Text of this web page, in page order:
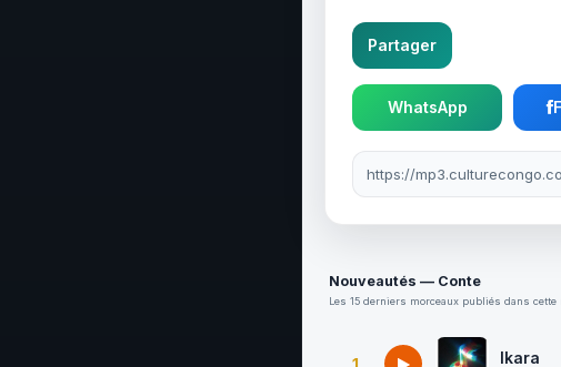
Partager
WhatsApp
Lien à partager
Nouveautés — Conte
Les 15 derniers morceaux publiés dans
Ikara